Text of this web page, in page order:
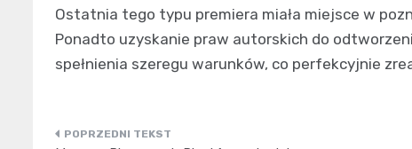
Ostatnia tego typu premiera miała miejsce w
Ponadto uzyskanie praw autorskich do
spełnienia szeregu warunków, co perfekcyjnie
Nawigacja